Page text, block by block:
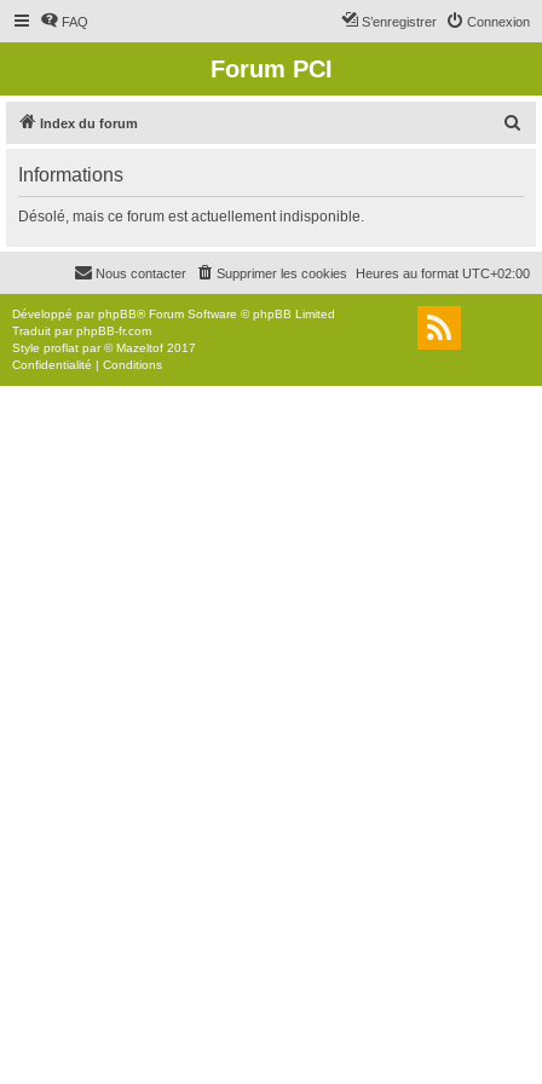
FAQ Connexion
S’enregistrer
Forum PCI
Index du forum
r
c
r
Informations
Désolé, mais ce forum est actuellement indisponible.
Heures au format UTC+02:00
Supprimer les cookies
Nous contacter
Développé parphpBB® Forum Software © phpBB Limited
Traduit parphpBB-fr.com
Style proflat par ©Mazeltof 2017
Confidentialité | Conditions